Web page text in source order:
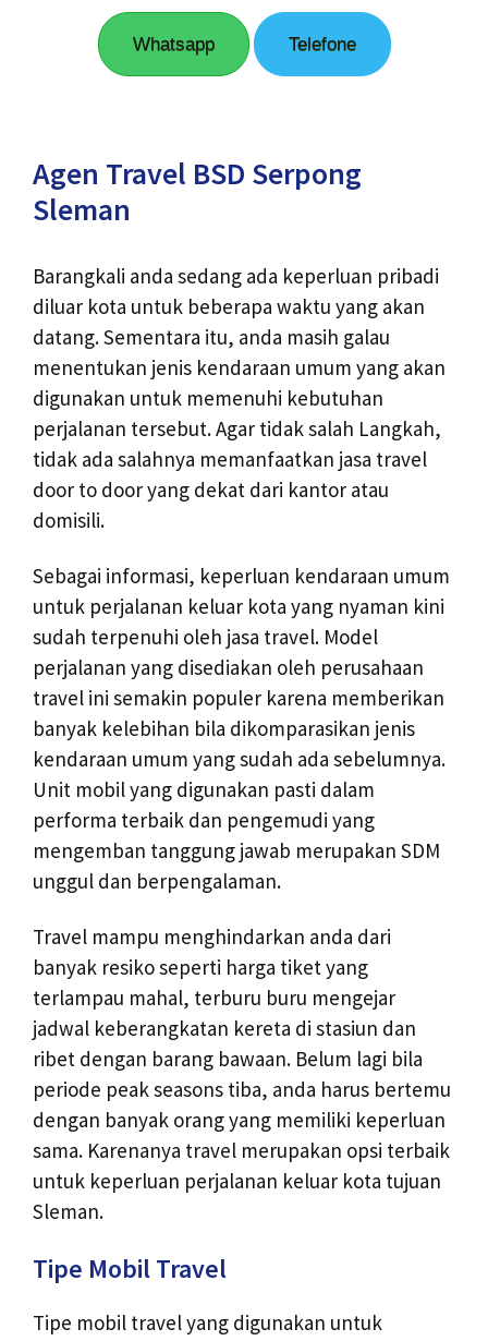
Whatsapp Telefone
Agen Travel BSD Serpong
Sleman
Barangkali anda sedang ada keperluan pribadi
diluar kota untuk beberapa waktu yang akan
datang. Sementara itu, anda masih galau
menentukan jenis kendaraan umum yang akan
digunakan untuk memenuhi kebutuhan
perjalanan tersebut. Agar tidak salah Langkah,
tidak ada salahnya memanfaatkan jasa travel
door to door yang dekat dari kantor atau
domisili.
Sebagai informasi, keperluan kendaraan umum
untuk perjalanan keluar kota yang nyaman kini
sudah terpenuhi oleh jasa travel. Model
perjalanan yang disediakan oleh perusahaan
travel ini semakin populer karena memberikan
banyak kelebihan bila dikomparasikan jenis
kendaraan umum yang sudah ada sebelumnya.
Unit mobil yang digunakan pasti dalam
performa terbaik dan pengemudi yang
mengemban tanggung jawab merupakan SDM
unggul dan berpengalaman.
Travel mampu menghindarkan anda dari
banyak resiko seperti harga tiket yang
terlampau mahal, terburu buru mengejar
jadwal keberangkatan kereta di stasiun dan
ribet dengan barang bawaan. Belum lagi bila
periode peak seasons tiba, anda harus bertemu
dengan banyak orang yang memiliki keperluan
sama. Karenanya travel merupakan opsi terbaik
untuk keperluan perjalanan keluar kota tujuan
Sleman.
Tipe Mobil Travel
Tipe mobil travel yang digunakan untuk